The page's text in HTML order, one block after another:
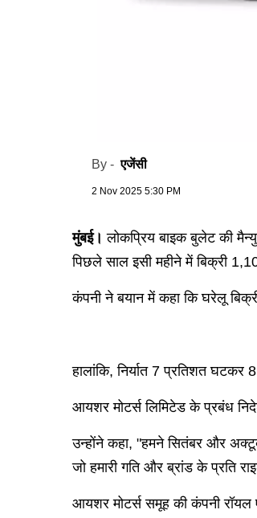
By -एजेंसी
2 Nov 2025 5:30 PM
मुंबई।लोकप्रिय बाइक बुलेट की
पिछले साल इसी महीने में बिक्री
कंपनी ने बयान में कहा कि घरेलू
हालांकि, निर्यात 7 प्रतिशत
आयशर मोटर्स लिमिटेड के प्रबंध
उन्होंने कहा, "हमने सितंबर और
जो हमारी गति और ब्रांड के प्रति
आयशर मोटर्स समूह की कंपनी